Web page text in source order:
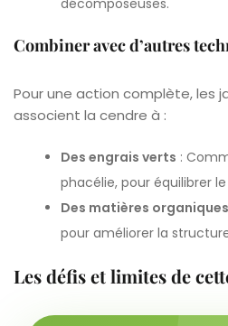
Combiner avec d’autres
Pour une action complète, les
associent la cendre à :
Des engrais verts :
phacélie, pour équilibrer
Des matières organiques
pour améliorer la
Les défis et limites de